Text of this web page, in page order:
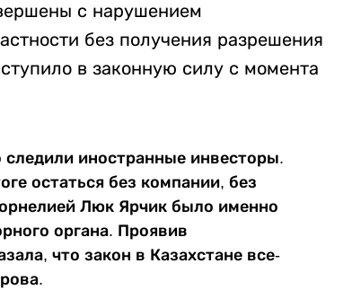
с нарушением
без получения разрешения
в законную силу с момента
иностранные инвесторы.
остаться без компании, без
Люк Ярчик было именно
органа. Проявив
что закон в Казахстане все-